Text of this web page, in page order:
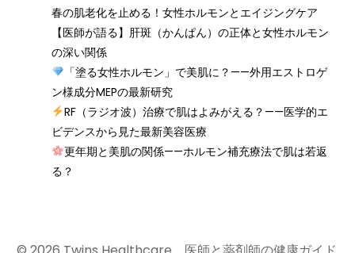
春の肌老化を止める！女性ホルモンとエイジングケア
【医師が語る】肝斑（かんぱん）の正体と女性ホルモン
の深い関係
「塗る女性ホルモン」で美肌に？——外用エストロゲ
ン様成分MEPの最新研究
RF（ラジオ波）治療で肌はよみがえる？——医学的エ
ビデンスから見た最新美容医療
更年期と美肌の関係——ホルモン補充療法で肌は若返
る？